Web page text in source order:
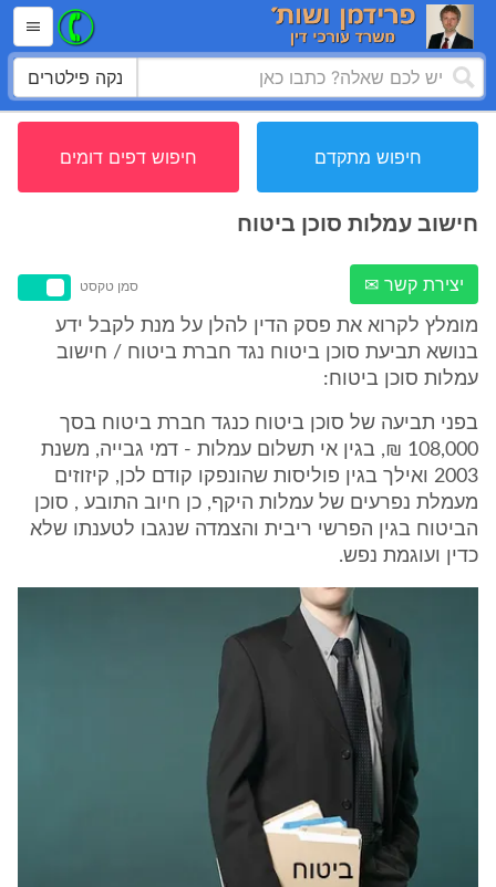
נקה פילטרים
חיפוש מתקדם חיפוש דפים דומים
חישוב עמלות סוכן ביטוח
יצירת קשר ✉ סמן טקסט
מומלץ לקרוא את פסק הדין להלן על מנת לקבל ידע
בנושא תביעת סוכן ביטוח נגד חברת ביטוח / חישוב
עמלות סוכן ביטוח:
בפני תביעה של סוכן ביטוח כנגד חברת ביטוח בסך
108,000 ₪, בגין אי תשלום עמלות - דמי גבייה, משנת
2003 ואילך בגין פוליסות שהונפקו קודם לכן, קיזוזים
מעמלת נפרעים של עמלות היקף, כן חיוב התובע , סוכן
הביטוח בגין הפרשי ריבית והצמדה שנגבו לטענתו שלא
כדין ועוגמת נפש.